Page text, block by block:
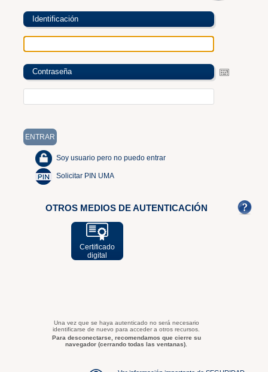
Identificación
Contraseña
Soy usuario pero no puedo entrar
Solicitar PIN UMA
OTROS MEDIOS DE AUTENTICACIÓN
Certificado
digital
Una vez que se haya autenticado no será necesario
identificarse de nuevo para acceder a otros recursos.
Para desconectarse, recomendamos que cierre su
navegador (cerrando todas las ventanas).